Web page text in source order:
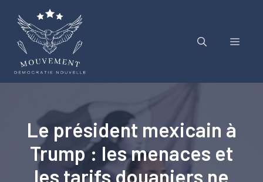
contenu
Menu
Le président mexicain à
Trump : les menaces et
les tarifs douaniers ne